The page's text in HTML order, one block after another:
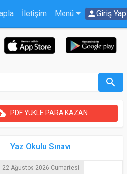
İletişim Menü personGiriş Yap
search
PDF YÜKLE PARA KAZAN
Yaz Okulu Sınavı
22 Ağustos 2026 Cumartesi